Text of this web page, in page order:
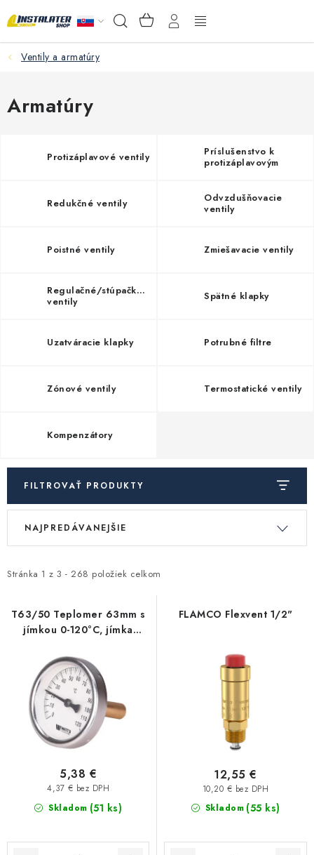
na
Hľadať NÁKUPNÝ
KOŠÍK
Podlahové kúrenie
Ventily a armatúry
Meranie a regulácia
Filtrovanie a úprava vody
Záhrada a závlaha
Akcie, Zľavy
VEĽKOOBCHOD
AKO VYBRAŤ?
Kontakty Poštovné a doprava
Reklamačné podmienky
Podmienky ochrany osobných údajov
Obchodné podmienky požičovne náradia
Moja objednávka
Ventily a armatúry
Armatúry
Protizáplavové ventily
Príslušenstvo k
protizáplavovým
Redukčné ventily
Odvzdušňovacie
ventily
Poistné ventily Zmiešavacie ventily
Regulačné/stúpačkové
ventily
Spätné klapky
Uzatváracie klapky Potrubné filtre
Zónové ventily Termostatické ventily
Kompenzátory
FILTROVAŤ PRODUKTY
V
i
p
Stránka 1 z 3 - 268 položiek celkom
R
e
NAJPREDÁVANEJŠIE
T63/50 Teplomer 63mm s
jímkou 0-120°C, jímka
Skladom (51 ks)
4,37 € bez DPH
5,38 €
FLAMCO Flexvent 1/2"
Skladom (55 ks)
10,20 € bez DPH
12,55 €